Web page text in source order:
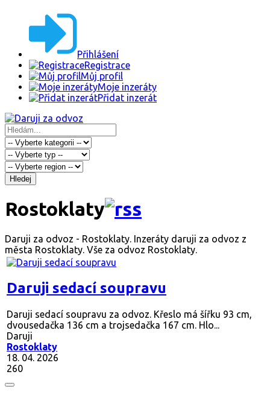
Přihlášení
Registrace
Můj profil
Moje inzeráty
Přidat inzerát
Hledej
Rostoklaty
Daruji za odvoz - Rostoklaty. Inzeráty daruji za odvoz z
města Rostoklaty. Vše za odvoz Rostoklaty.
Daruji sedací soupravu
Daruji sedací soupravu za odvoz. Křeslo má šířku 93 cm,
dvousedačka 136 cm a trojsedačka 167 cm. Hlo...
Daruji
Rostoklaty
18. 04. 2026
260